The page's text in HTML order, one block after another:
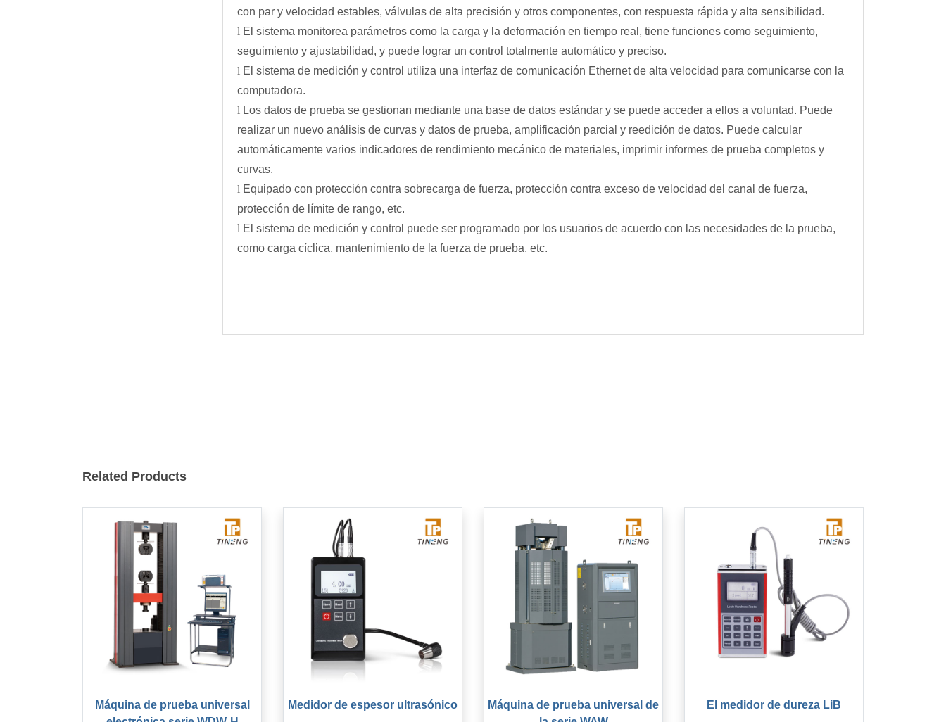
con par y velocidad estables, válvulas de alta precisión y otros componentes, con respuesta rápida y alta sensibilidad.
l El sistema monitorea parámetros como la carga y la deformación en tiempo real, tiene funciones como seguimiento,
seguimiento y ajustabilidad, y puede lograr un control totalmente automático y preciso.
l El sistema de medición y control utiliza una interfaz de comunicación Ethernet de alta velocidad para comunicarse con la
computadora.
l Los datos de prueba se gestionan mediante una base de datos estándar y se puede acceder a ellos a voluntad. Puede
realizar un nuevo análisis de curvas y datos de prueba, amplificación parcial y reedición de datos. Puede calcular
automáticamente varios indicadores de rendimiento mecánico de materiales, imprimir informes de prueba completos y
curvas.
l Equipado con protección contra sobrecarga de fuerza, protección contra exceso de velocidad del canal de fuerza,
protección de límite de rango, etc.
l El sistema de medición y control puede ser programado por los usuarios de acuerdo con las necesidades de la prueba,
como carga cíclica, mantenimiento de la fuerza de prueba, etc.
Related Products
Máquina de prueba universal
Medidor de espesor ultrasónico
Máquina de prueba universal de
El medidor de dureza LiB